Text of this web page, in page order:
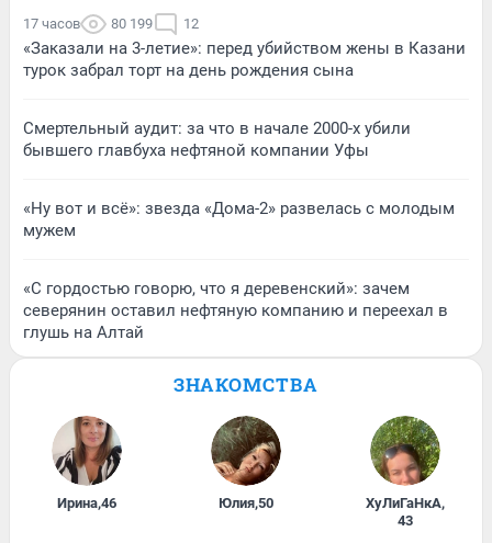
17 часов 80 199 12
«Заказали на 3-летие»: перед убийством жены в Казани
турок забрал торт на день рождения сына
Смертельный аудит: за что в начале 2000-х убили
бывшего главбуха нефтяной компании Уфы
«Ну вот и всё»: звезда «Дома-2» развелась с молодым
мужем
«С гордостью говорю, что я деревенский»: зачем
северянин оставил нефтяную компанию и переехал в
глушь на Алтай
ЗНАКОМСТВА
Ирина,46 Юлия,50 ХуЛиГаНкА,
43